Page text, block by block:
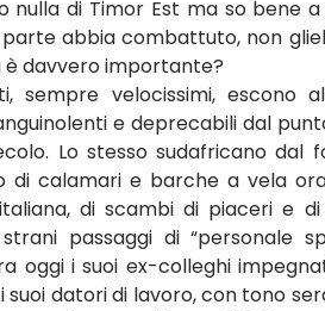
nulla di Timor Est ma so bene
abbia combattuto, non
è davvero importante?
sempre velocissimi,
e deprecabili dal
Lo stesso sudafricano
di calamari e barche a vela
di scambi di piaceri e
passaggi di “personale
oggi i suoi ex-colleghi
suoi datori di lavoro, con tono